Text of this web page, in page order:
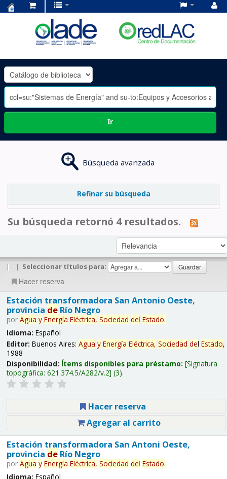
OLADE
-
Ir
Búsqueda avanzada
Refinar su búsqueda
Su búsqueda retornó 4 resultados.
| | Seleccionar títulos para:
Hacer reserva
Estación transformadora San Antonio Oeste,
provincia deRío Negro
por Agua y Energía Eléctrica, Sociedad del Estado.
Idioma: Español
Editor: Buenos Aires: Agua y Energía Eléctrica, Sociedad del Estado,
1988
Disponibilidad: Ítems disponibles para préstamo: Signatura
topográfica: 621.374.5/A282/v.2 (3).
Hacer reserva
Agregar al carrito
Estación transformadora San Antoni Oeste,
provincia deRío Negro
por Agua y Energía Eléctrica, Sociedad del Estado.
Idioma: Español